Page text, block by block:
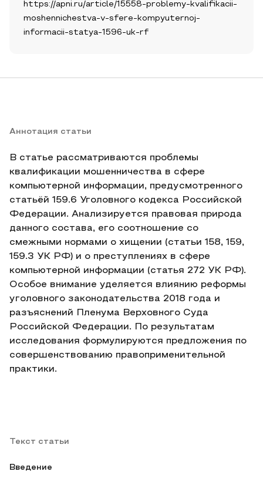
https://apni.ru/article/15558-problemy-kvalifikacii-
moshennichestva-v-sfere-kompyuternoj-
informacii-statya-1596-uk-rf
Аннотация статьи
В статье рассматриваются проблемы
квалификации мошенничества в сфере
компьютерной информации, предусмотренного
статьёй 159.6 Уголовного кодекса Российской
Федерации. Анализируется правовая природа
данного состава, его соотношение со
смежными нормами о хищении (статьи 158, 159,
159.3 УК РФ) и о преступлениях в сфере
компьютерной информации (статья 272 УК РФ).
Особое внимание уделяется влиянию реформы
уголовного законодательства 2018 года и
разъяснений Пленума Верховного Суда
Российской Федерации. По результатам
исследования формулируются предложения по
совершенствованию правоприменительной
практики.
Текст статьи
Введение